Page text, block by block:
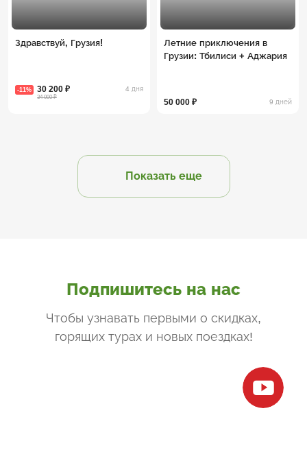
Здравствуй, Грузия!
-11% 30 200 ₽
34 000 ₽
4 дня
Летние приключения в
Грузии: Тбилиси + Аджария
50 000 ₽ 9 дней
Показать еще
Подпишитесь на нас
Чтобы узнавать первыми о скидках,
горящих турах и новых поездках!